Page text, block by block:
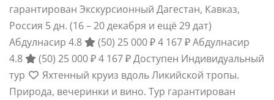
гарантирован Экскурсионный Дагестан, Кавказ,
Россия 5 дн. (16 – 20 декабря и ещё 29 дат)
Абдулнасир 4.8
(50) 25 000 ₽4 167 ₽Абдулнасир
4.8
(50) 25 000 ₽4 167 ₽Доступен Индивидуальный
тур
Яхтенный круиз вдоль Ликийской тропы.
Природа, вечеринки и вино. Тур гарантирован